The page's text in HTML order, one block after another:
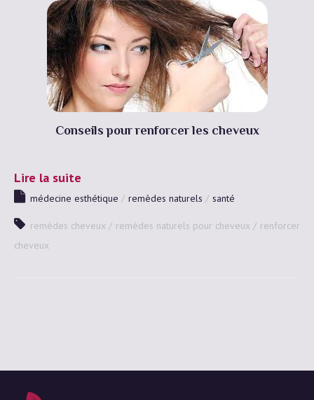
Conseils pour renforcer les cheveux
Lire la suite
médecine esthétique remèdes naturels santé
remèdes cheveux remèdes naturels pour cheveux
renforcer
cheveux